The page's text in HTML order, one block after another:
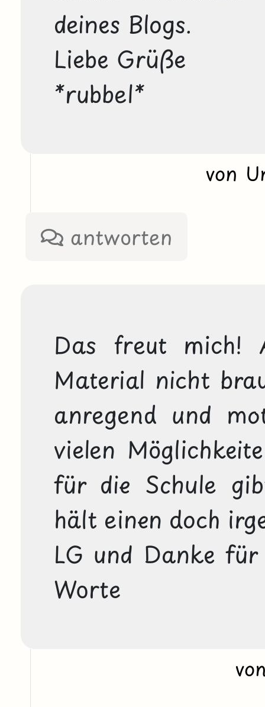
deines Blogs.
Liebe Grüße
*rubbel*
von
antworten
Das freut mich!
Material nicht
anregend und
vielen
für die Schule
hält einen doch
LG und Danke
Worte